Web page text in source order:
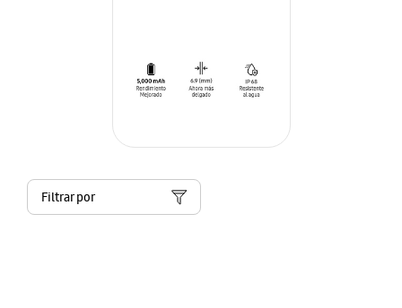
Filtrar por